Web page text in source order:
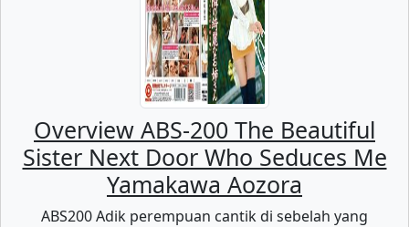
Overview ABS-200 The Beautiful
Sister Next Door Who Seduces Me
Yamakawa Aozora
ABS200 Adik perempuan cantik di sebelah yang